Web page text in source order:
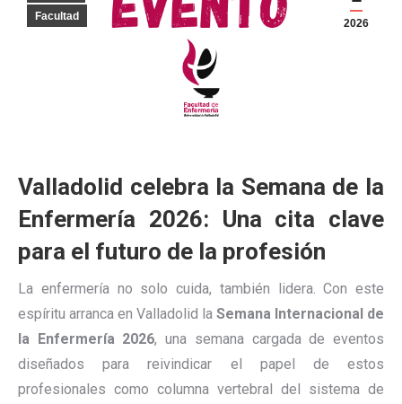
2026
Facultad
Valladolid celebra la Semana de la
Enfermería 2026: Una cita clave
para el futuro de la profesión
La enfermería no solo cuida, también lidera. Con este
espíritu arranca en Valladolid la Semana Internacional de
la Enfermería 2026, una semana cargada de eventos
diseñados para reivindicar el papel de estos
profesionales como columna vertebral del sistema de